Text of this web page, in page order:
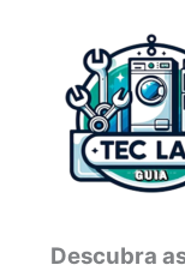
conteúdo
Descubra